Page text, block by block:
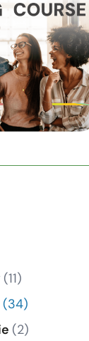
(11)
(34)
(2)